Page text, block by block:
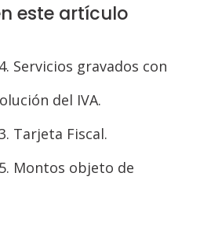
este artículo
Servicios gravados con
del IVA.
Tarjeta Fiscal.
Montos objeto de